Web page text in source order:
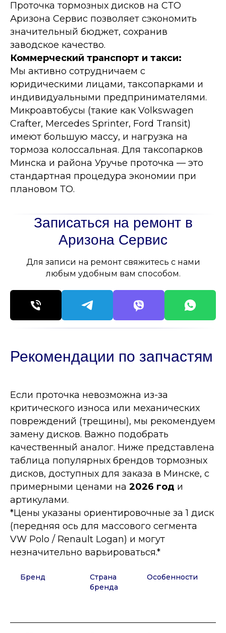
Проточка тормозных дисков на СТО
Аризона Сервис позволяет сэкономить
значительный бюджет, сохранив
заводское качество.
Коммерческий транспорт и такси:
Мы активно сотрудничаем с
юридическими лицами, таксопарками и
индивидуальными предпринимателями.
Микроавтобусы (такие как Volkswagen
Crafter, Mercedes Sprinter, Ford Transit)
имеют большую массу, и нагрузка на
тормоза колоссальная. Для таксопарков
Минска и района Уручье проточка — это
стандартная процедура экономии при
плановом ТО.
Записаться на ремонт в
Аризона Сервис
Для записи на ремонт свяжитесь с нами
любым удобным вам способом.
Рекомендации по запчастям
Если проточка невозможна из-за
критического износа или механических
повреждений (трещины), мы рекомендуем
замену дисков. Важно подобрать
качественный аналог. Ниже представлена
таблица популярных брендов тормозных
дисков, доступных для заказа в Минске, с
примерными ценами на 2026 год и
артикулами.
*Цены указаны ориентировочные за 1 диск
(передняя ось для массового сегмента
VW Polo / Renault Logan) и могут
незначительно варьироваться.*
Бренд
Страна
бренда
Особенности